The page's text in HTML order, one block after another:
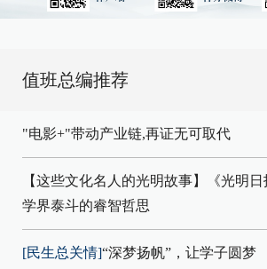
值班总编推荐
"电影+"带动产业链,再证无可取代
【这些文化名人的光明故事】《光明
学界泰斗的睿智哲思
[民生总关情]“深梦扬帆”，让学子圆梦